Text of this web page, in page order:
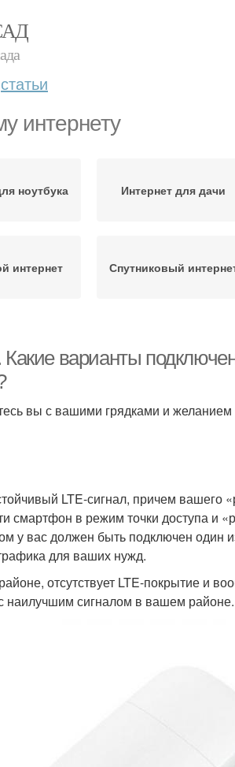
статьи
интернету
ноутбука Интернет для дачи
интернет Спутниковый
Какие варианты
вы с вашими грядками и
LTE-сигнал, причем вашего
смартфон в режим точки доступа и
у вас должен быть подключен один
для ваших нужд.
отсутствует LTE-покрытие и
наилучшим сигналом в вашем районе.